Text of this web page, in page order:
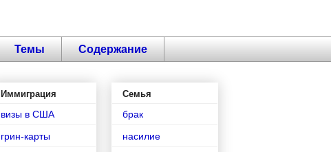
Темы Содержание
Иммиграция
визы в США
грин-карты
Семья
брак
насилие